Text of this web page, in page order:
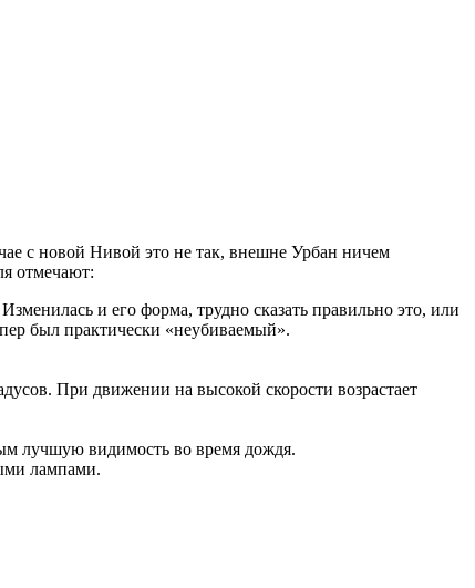
с новой Нивой это не так, внешне Урбан ничем
отмечают:
и его форма, трудно сказать правильно это, или
был практически «неубиваемый».
При движении на высокой скорости возрастает
лучшую видимость во время дождя.
лампами.